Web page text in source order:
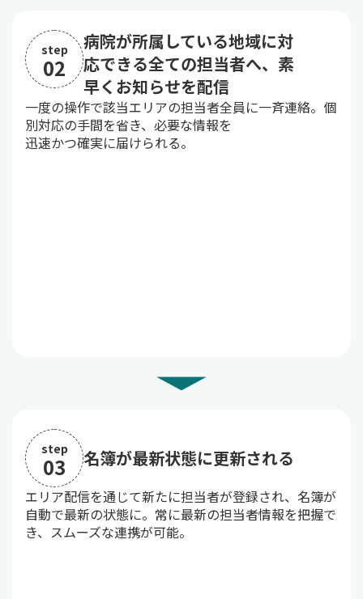
step
02
病院が所属している地域に対
応できる全ての担当者へ、素
早くお知らせを配信
一度の操作で該当エリアの担当者全員に一斉連絡。個
別対応の手間を省き、必要な情報を
迅速かつ確実に届けられる。
step
03 名簿が最新状態に更新される
エリア配信を通じて新たに担当者が登録され、名簿が
自動で最新の状態に。常に最新の担当者情報を把握で
き、スムーズな連携が可能。